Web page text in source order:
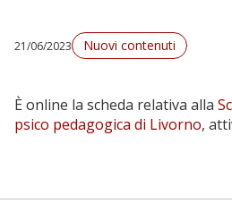
21/06/2023 Nuovi contenuti
È online la scheda relativa alla
psico pedagogica di Livorno,